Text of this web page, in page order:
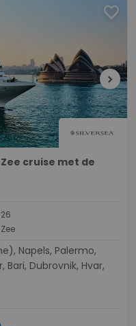
favorite
chevron_right
cruise met de
Bari, Dubrovnik, Hvar,